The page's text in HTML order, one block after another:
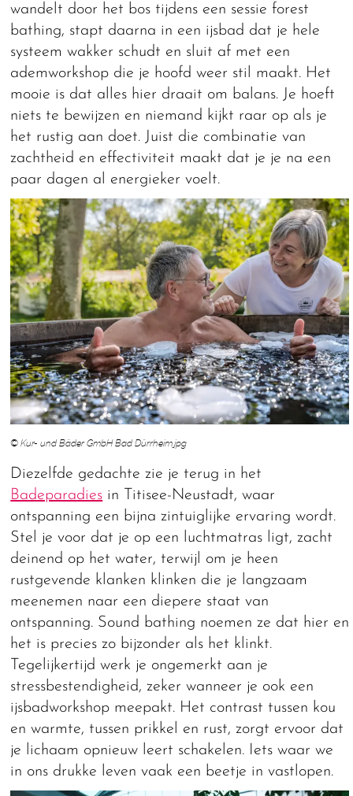
wandelt door het bos tijdens een sessie forest
bathing, stapt daarna in een ijsbad dat je hele
systeem wakker schudt en sluit af met een
ademworkshop die je hoofd weer stil maakt. Het
mooie is dat alles hier draait om balans. Je hoeft
niets te bewijzen en niemand kijkt raar op als je
het rustig aan doet. Juist die combinatie van
zachtheid en effectiviteit maakt dat je je na een
paar dagen al energieker voelt.
© Kur- und Bäder GmbH Bad Dürrheim.jpg
Diezelfde gedachte zie je terug in het
Badeparadies in Titisee-Neustadt, waar
ontspanning een bijna zintuiglijke ervaring wordt.
Stel je voor dat je op een luchtmatras ligt, zacht
deinend op het water, terwijl om je heen
rustgevende klanken klinken die je langzaam
meenemen naar een diepere staat van
ontspanning. Sound bathing noemen ze dat hier en
het is precies zo bijzonder als het klinkt.
Tegelijkertijd werk je ongemerkt aan je
stressbestendigheid, zeker wanneer je ook een
ijsbadworkshop meepakt. Het contrast tussen kou
en warmte, tussen prikkel en rust, zorgt ervoor dat
je lichaam opnieuw leert schakelen. Iets waar we
in ons drukke leven vaak een beetje in vastlopen.